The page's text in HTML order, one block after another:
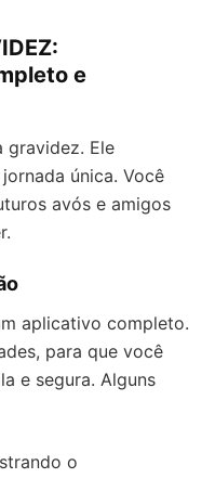
e
gravidez. Ele
única. Você
avós e amigos
aplicativo completo.
para que você
e segura. Alguns
o